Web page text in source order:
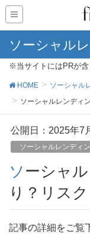
ソーシャル
※当サイトにはPRが含
HOME
ソーシャル
ソーシャルレンディ
公開日： 2025年7
ソーシャルレンディ
ソーシャルレンディング：利回
り？リス
記事の詳細をご覧